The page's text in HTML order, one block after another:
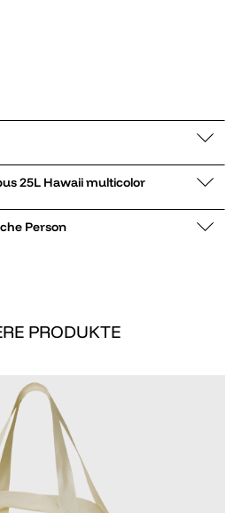
Campus 25L Hawaii multicolor
Person
PRODUKTE